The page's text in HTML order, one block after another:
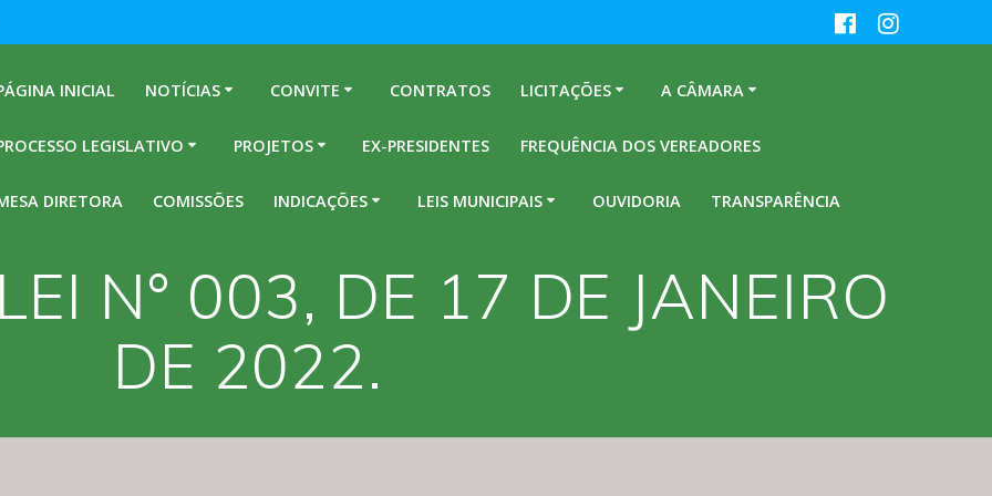
INICIAL NOTÍCIAS CONVITE CONTRATOS LICITAÇÕES A CÂMARA
LEGISLATIVO PROJETOS EX-PRESIDENTES FREQUÊNCIA DOS VEREADORES
DIRETORA COMISSÕES INDICAÇÕES LEIS MUNICIPAIS OUVIDORIA TRANSPARÊNCIA
N° 003, DE 17 DE JANEIRO
DE 2022.